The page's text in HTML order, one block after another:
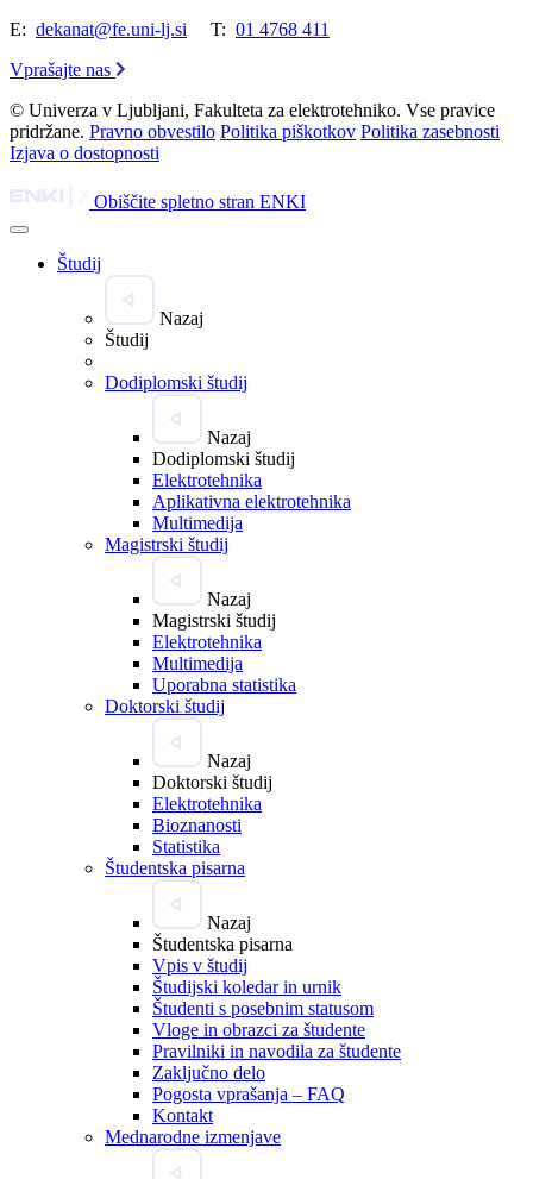
E: dekanat@fe.uni-lj.si T: 01 4768 411
Vprašajte nas
© Univerza v Ljubljani, Fakulteta za elektrotehniko. Vse pravice
pridržane. Pravno obvestilo Politika piškotkov Politika zasebnosti
Izjava o dostopnosti
Obiščite spletno stran ENKI
Študij
Nazaj
Študij
Dodiplomski študij
Nazaj
Dodiplomski študij
Elektrotehnika
Aplikativna elektrotehnika
Multimedija
Magistrski študij
Nazaj
Magistrski študij
Elektrotehnika
Multimedija
Uporabna statistika
Doktorski študij
Nazaj
Doktorski študij
Elektrotehnika
Bioznanosti
Statistika
Študentska pisarna
Nazaj
Študentska pisarna
Vpis v študij
Študijski koledar in urnik
Študenti s posebnim statusom
Vloge in obrazci za študente
Pravilniki in navodila za študente
Zaključno delo
Pogosta vprašanja – FAQ
Kontakt
Mednarodne izmenjave